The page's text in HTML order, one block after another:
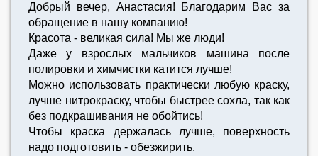
Добрый вечер, Анастасия! Благодарим Вас за
обращение в нашу компанию!
Красота - великая сила! Мы же люди!
Даже у взрослых мальчиков машина после
полировки и химчистки катится лучше!
Можно использовать практически любую краску,
лучше нитрокраску, чтобы быстрее сохла, так как
без подкрашивания не обойтись!
Чтобы краска держалась лучше, поверхность
надо подготовить - обезжирить.